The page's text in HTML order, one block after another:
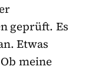
geprüft. Es
Etwas
meine